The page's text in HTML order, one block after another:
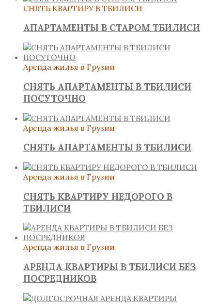
СНЯТЬ КВАРТИРУ В ТБИЛИСИ
АПАРТАМЕНТЫ В СТАРОМ ТБИЛИСИ
Аренда жилья в Грузии
СНЯТЬ АПАРТАМЕНТЫ В ТБИЛИСИ
ПОСУТОЧНО
Аренда жилья в Грузии
СНЯТЬ АПАРТАМЕНТЫ В ТБИЛИСИ
Аренда жилья в Грузии
СНЯТЬ КВАРТИРУ НЕДОРОГО В
ТБИЛИСИ
Аренда жилья в Грузии
АРЕНДА КВАРТИРЫ В ТБИЛИСИ БЕЗ
ПОСРЕДНИКОВ